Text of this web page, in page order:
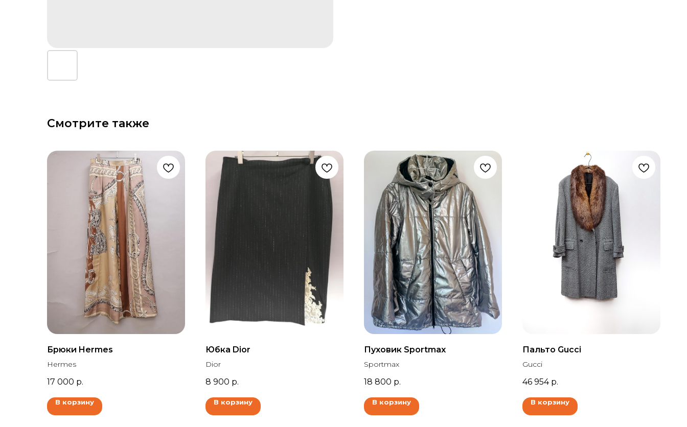
Смотрите также
Брюки Hermes
Hermes
17 000 р.
В корзину
Юбка Dior
Dior
8 900 р.
В корзину
Пуховик Sportmax
Sportmax
18 800 р.
В корзину
Пальто Gucci
Gucci
46 954 р.
В корзину